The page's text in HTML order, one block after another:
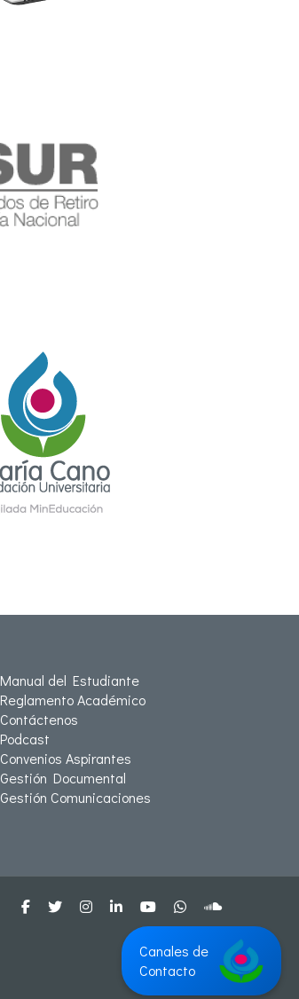
Manual del Estudiante
Reglamento Académico
Contáctenos
Podcast
Convenios Aspirantes
Gestión Documental
Gestión Comunicaciones
Canales de
Contacto